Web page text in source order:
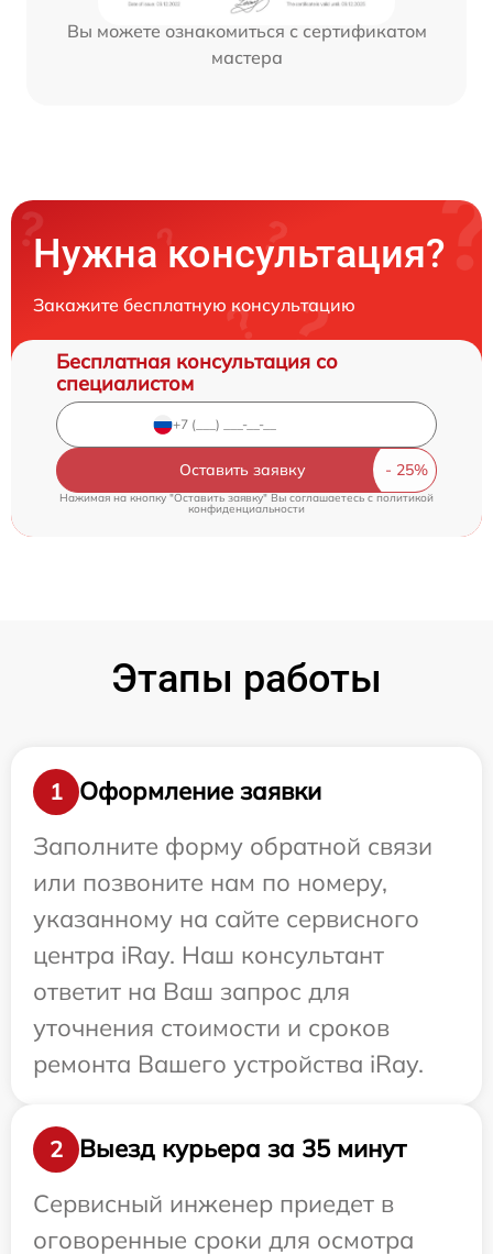
Вы можете ознакомиться с сертификатом
мастера
Нужна консультация?
Закажите бесплатную консультацию
Бесплатная консультация со
специалистом
Оставить заявку
Нажимая на кнопку "Оставить заявку" Вы соглашаетесь cполитикой
конфиденциальности
Этапы работы
1
Оформление заявки
Заполните форму обратной связи
или позвоните нам по номеру,
указанному на сайте сервисного
центра iRay. Наш консультант
ответит на Ваш запрос для
уточнения стоимости и сроков
ремонта Вашего устройства iRay.
2
Выезд курьера за 35 минут
Сервисный инженер приедет в
оговоренные сроки для осмотра